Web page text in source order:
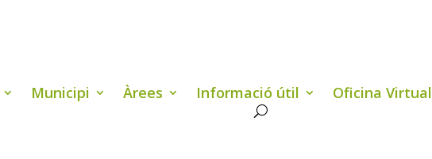
Municipi Àrees Informació útil Oficina Virtual